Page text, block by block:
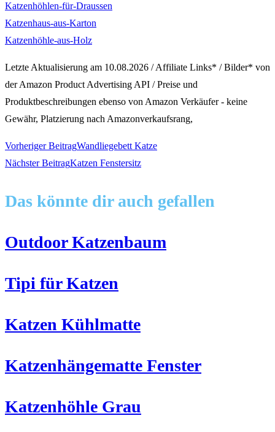
Katzenhöhlen-für-Draussen
Katzenhaus-aus-Karton
Katzenhöhle-aus-Holz
Letzte Aktualisierung am 10.08.2026 / Affiliate Links* / Bilder* von
der Amazon Product Advertising API / Preise und
Produktbeschreibungen ebenso von Amazon Verkäufer - keine
Gewähr, Platzierung nach Amazonverkaufsrang,
Weitere
ansehen
Vorheriger BeitragWandliegebett Katze
Nächster BeitragKatzen Fenstersitz
Das könnte dir auch gefallen
Outdoor Katzenbaum
Tipi für Katzen
Katzen Kühlmatte
Katzenhängematte Fenster
Katzenhöhle Grau